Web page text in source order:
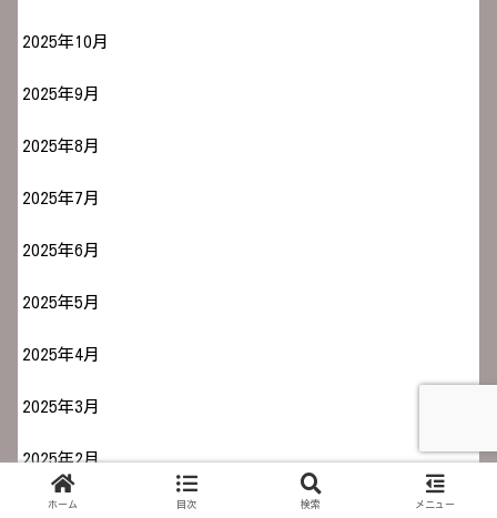
2025年10月
2025年9月
2025年8月
2025年7月
2025年6月
2025年5月
2025年4月
2025年3月
2025年2月
2025年1月
ホーム 目次 検索 メニュー